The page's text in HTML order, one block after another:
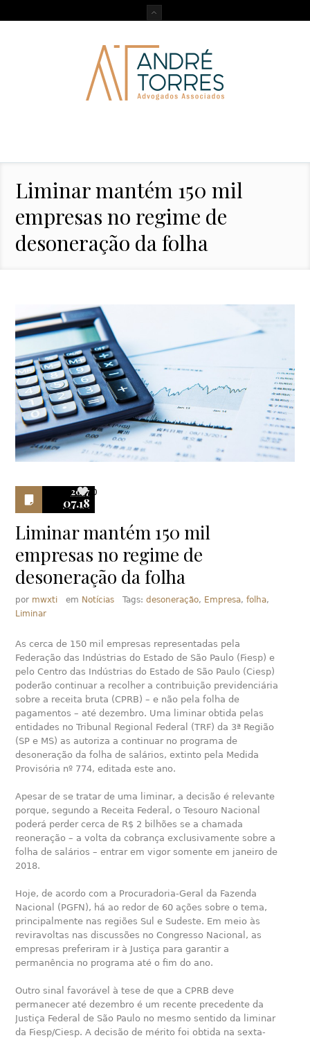
Liminar mantém 150 mil
empresas no regime de
desoneração da folha
2017
07.18
0
Liminar mantém 150 mil
empresas no regime de
desoneração da folha
por mwxti em Notícias Tags:desoneração, Empresa,folha,
Liminar
As cerca de 150 mil empresas representadas pela
Federação das Indústrias do Estado de São Paulo (Fiesp) e
pelo Centro das Indústrias do Estado de São Paulo (Ciesp)
poderão continuar a recolher a contribuição previdenciária
sobre a receita bruta (CPRB) – e não pela folha de
pagamentos – até dezembro. Uma liminar obtida pelas
entidades no Tribunal Regional Federal (TRF) da 3ª Região
(SP e MS) as autoriza a continuar no programa de
desoneração da folha de salários, extinto pela Medida
Provisória nº 774, editada este ano.
Apesar de se tratar de uma liminar, a decisão é relevante
porque, segundo a Receita Federal, o Tesouro Nacional
poderá perder cerca de R$ 2 bilhões se a chamada
reoneração – a volta da cobrança exclusivamente sobre a
folha de salários – entrar em vigor somente em janeiro de
2018.
Hoje, de acordo com a Procuradoria-Geral da Fazenda
Nacional (PGFN), há ao redor de 60 ações sobre o tema,
principalmente nas regiões Sul e Sudeste. Em meio às
reviravoltas nas discussões no Congresso Nacional, as
empresas preferiram ir à Justiça para garantir a
permanência no programa até o fim do ano.
Outro sinal favorável à tese de que a CPRB deve
permanecer até dezembro é um recente precedente da
Justiça Federal de São Paulo no mesmo sentido da liminar
da Fiesp/Ciesp. A decisão de mérito foi obtida na sexta-